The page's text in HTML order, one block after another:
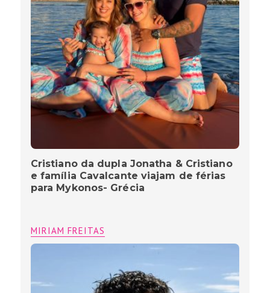
Cristiano da dupla Jonatha & Cristiano
e família Cavalcante viajam de férias
para Mykonos- Grécia
MIRIAM FREITAS